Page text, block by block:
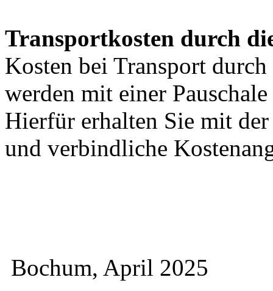
Transportkosten durch
Kosten bei Transport
werden mit einer
Hierfür erhalten Sie mit
und verbindliche
Bochum, April 2025